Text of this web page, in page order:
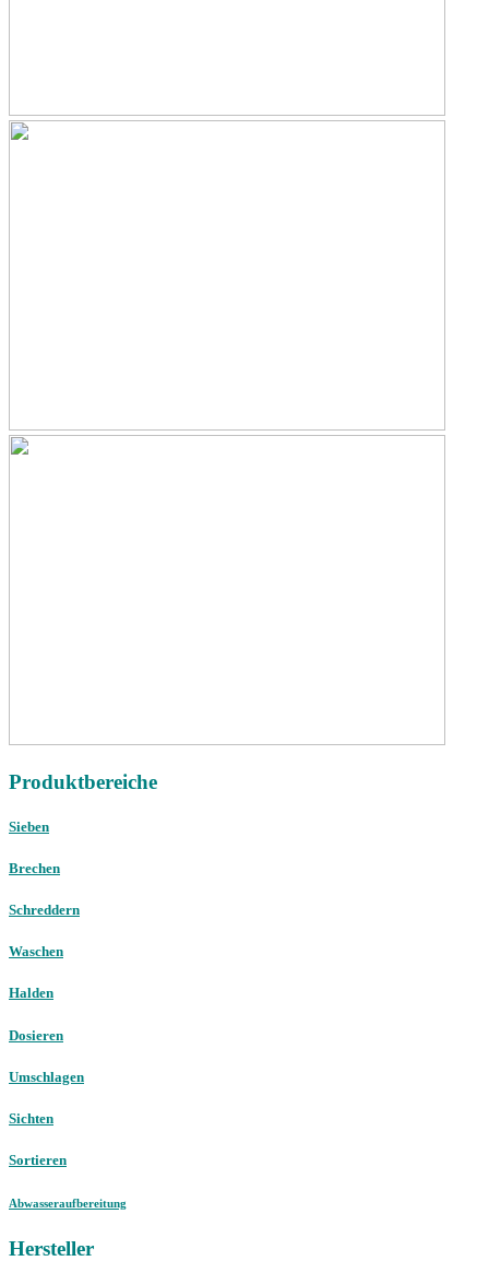
Produktbereiche
Sieben
Brechen
Schreddern
Waschen
Halden
Dosieren
Umschlagen
Sichten
Sortieren
Abwasseraufbereitung
Hersteller